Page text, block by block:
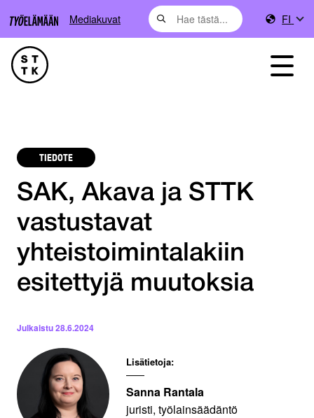
Mediakuvat FI
TIEDOTE
SAK, Akava ja STTK
vastustavat
yhteistoimintalakiin
esitettyjä muutoksia
Julkaistu28.6.2024
Lisätietoja:
Sanna Rantala
juristi, työlainsäädäntö